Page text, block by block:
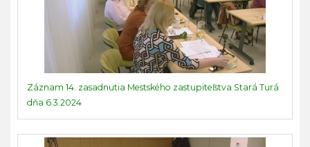
Záznam 14. zasadnutia Mestského zastupiteľstva Stará Turá
dňa 6.3.2024